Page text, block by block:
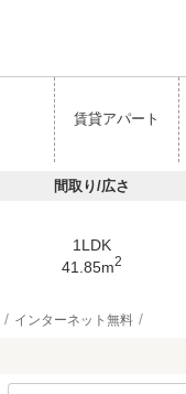
賃貸アパート
間取り/広さ
1LDK
41.85m2
インターネット無料